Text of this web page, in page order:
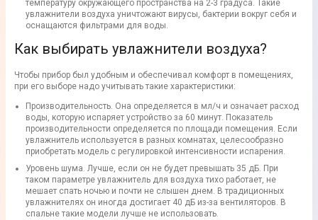
температуру окружающего пространства на 2-3 градуса. Такие
увлажнители воздуха уничтожают вирусы, бактерии вокруг себя и
оснащаются фильтрами для воды.
Как выбирать увлажнители воздуха?
Чтобы прибор был удобным и обеспечивал комфорт в помещениях,
при его выборе надо учитывать такие характеристики:
Производительность. Она определяется в мл/ч и означает расход
воды, которую испаряет устройство за 60 минут. Показатель
производительности определяется по площади помещения. Если
увлажнитель используется в разных комнатах, целесообразно
приобретать модель с регулировкой интенсивности испарения.
Уровень шума. Лучше, если он не будет превышать 35 дБ. При
таком параметре увлажнитель для воздуха тихо работает, не
мешает спать ночью и почти не слышен днем. В традиционных
увлажнителях он иногда достигает 40 дБ из-за вентиляторов. В
спальне такие модели лучше не использовать.